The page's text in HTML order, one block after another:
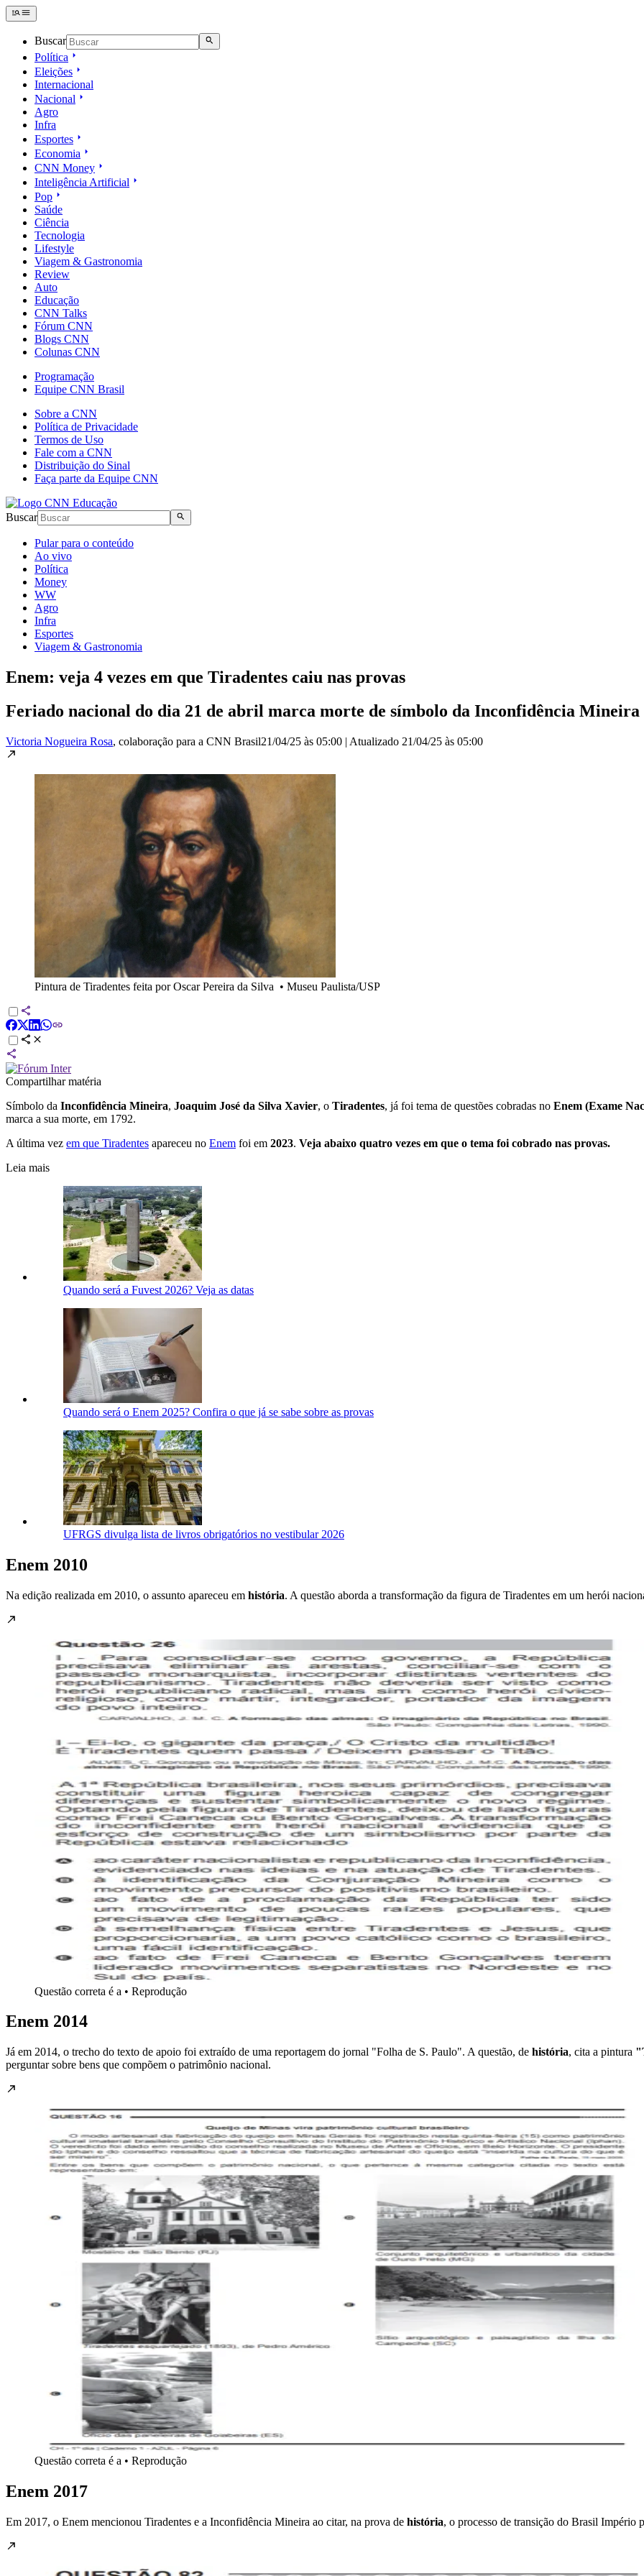
Buscar
Política
Eleições
Internacional
Nacional
Agro
Infra
Esportes
Economia
CNN Money
Inteligência Artificial
Pop
Saúde
Ciência
Tecnologia
Lifestyle
Viagem & Gastronomia
Review
Auto
Educação
CNN Talks
Fórum CNN
Blogs CNN
Colunas CNN
Programação
Equipe CNN Brasil
Sobre a CNN
Política de Privacidade
Termos de Uso
Fale com a CNN
Distribuição do Sinal
Faça parte da Equipe CNN
Buscar
Pular para o conteúdo
Ao vivo
Política
Money
WW
Agro
Infra
Esportes
Viagem & Gastronomia
Enem: veja 4 vezes em que Tiradentes caiu nas provas
Feriado nacional do dia 21 de abril marca morte de símbolo da Inconfidência Mineira
Victoria Nogueira Rosa, colaboração para a CNN Brasil21/04/25 às 05:00 | Atualizado 21/04/25 às 05:00
Pintura de Tiradentes feita por Oscar Pereira da Silva • Museu Paulista/USP
Compartilhar matéria
Símbolo da Inconfidência Mineira, Joaquim José da Silva Xavier, o Tiradentes, já foi tema de questões cobradas no Enem (Exame
marca a sua morte, em 1792.
A última vez em que Tiradentes apareceu no Enem foi em 2023. Veja abaixo quatro vezes em que o tema foi cobrado nas provas.
Leia mais
Quando será a Fuvest 2026? Veja as datas
Quando será o Enem 2025? Confira o que já se sabe sobre as provas
UFRGS divulga lista de livros obrigatórios no vestibular 2026
Enem 2010
Na edição realizada em 2010, o assunto apareceu em história. A questão aborda a transformação da figura de Tiradentes em um herói
Questão correta é a • Reprodução
Enem 2014
Já em 2014, o trecho do texto de apoio foi extraído de uma reportagem do jornal "Folha de S. Paulo". A questão, de história, cita a pintura
perguntar sobre bens que compõem o patrimônio nacional.
Questão correta é a • Reprodução
Enem 2017
Em 2017, o Enem mencionou Tiradentes e a Inconfidência Mineira ao citar, na prova de história, o processo de transição do Brasil Império